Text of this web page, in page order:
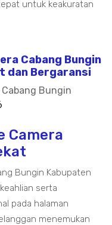
untuk keakuratan
Cabang Bungin
dan Bergaransi
Bungin
Camera
Bungin Kabupaten
serta
pada halaman
menemukan